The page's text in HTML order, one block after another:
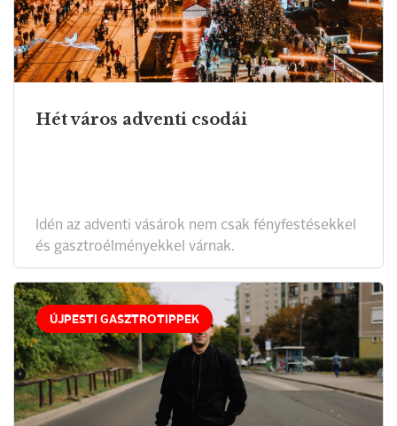
Hét város adventi csodái
Idén az adventi vásárok nem csak fényfestésekkel
és gasztroélményekkel várnak.
ÚJPESTI GASZTROTIPPEK